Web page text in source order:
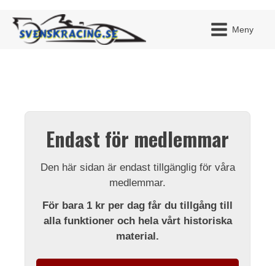
Meny
Endast för medlemmar
Den här sidan är endast tillgänglig för våra
medlemmar.
För bara 1 kr per dag får du tillgång till
alla funktioner och hela vårt historiska
material.